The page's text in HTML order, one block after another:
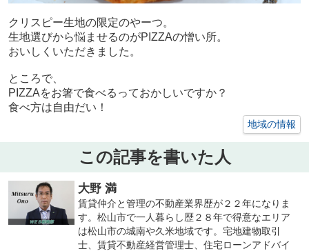
クリスピー生地の限定のやーつ。
生地選びから悩ませるのがPIZZAの憎い所。
おいしくいただきました。
ところで、
PIZZAをお箸で食べるっておかしいですか？
食べ方は自由だい！
地域の情報
この記事を書いた人
大野 満
賃貸仲介と管理の不動産業界歴が２２年になりま
す。松山市で一人暮らし歴２８年で得意なエリア
は松山市の城南や久米地域です。宅地建物取引
士、賃貸不動産経営管理士、住宅ローンアドバイ